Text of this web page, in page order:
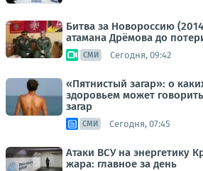
Битва за Новороссию
атамана Дрёмова до
СМИ Сегодня, 09:42
«Пятнистый загар»: о
здоровьем может
загар
СМИ Сегодня, 07:45
Атаки ВСУ на энергетику
жара: главное за день